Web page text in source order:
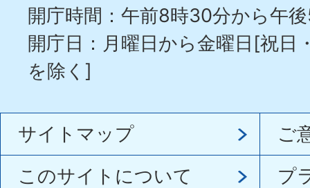
開庁時間：午前8時30分から午
開庁日：月曜日から金曜日[祝日
を除く]
サイトマップ
ご
このサイトについて
プ